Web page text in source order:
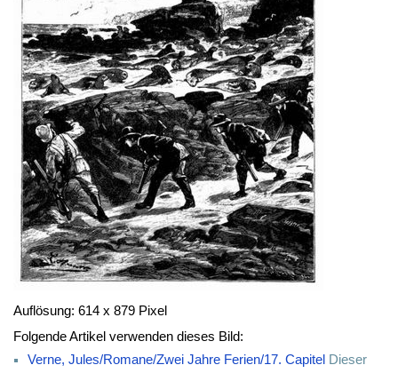
Auflösung: 614 x 879 Pixel
Folgende Artikel verwenden dieses Bild:
Verne, Jules/Romane/Zwei Jahre Ferien/17. Capitel Dieser